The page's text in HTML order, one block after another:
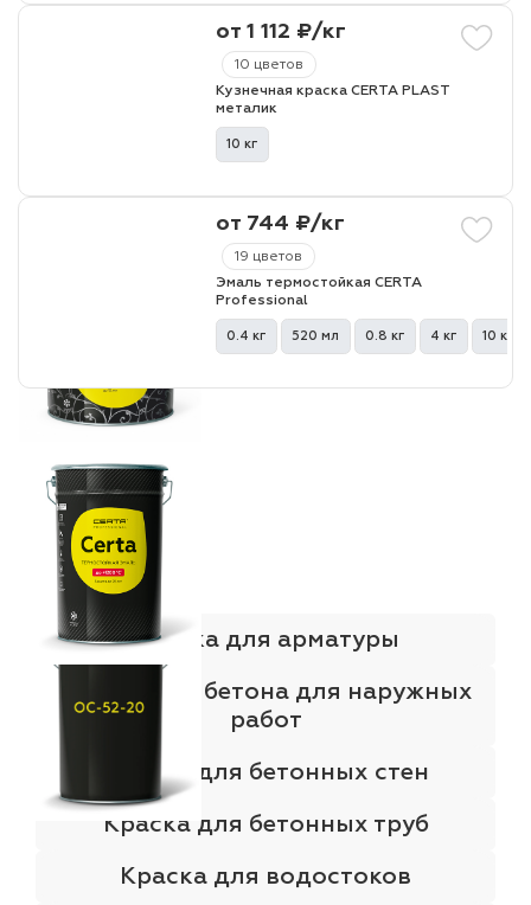
10 цветов
от 1 112 ₽/кг
Кузнечная краска CERTA PLAST
металик
10 кг
19 цветов
от 744 ₽/кг
Эмаль термостойкая CERTA
Professional
0.4 кг 520 мл 0.8 кг 4 кг 10 кг
Краска для арматуры
Краска для бетона для наружных
работ
Краска для бетонных стен
Краска для бетонных труб
Краска для водостоков